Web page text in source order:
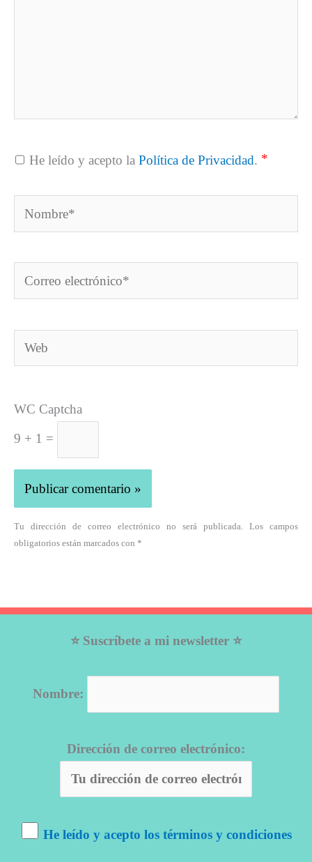
He leído y acepto la Política de Privacidad. *
Nombre*
Correo
electrónico*
Web
WC Captcha
9 + 1 =
Tu dirección de correo electrónico no será publicada. Los campos
obligatorios están marcados con *
⭐ Suscríbete a mi newsletter ⭐
Nombre:
Dirección de correo electrónico:
He leído y acepto los términos y condiciones